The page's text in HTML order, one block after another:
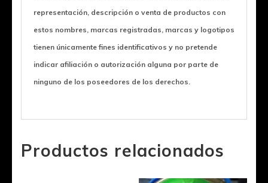
representación, descripción o venta de productos con
estos nombres, marcas registradas, marcas y logotipos
tienen únicamente fines identificativos y no pretende
indicar afiliación o autorización alguna por parte de
ninguno de los poseedores de los derechos.
Productos relacionados